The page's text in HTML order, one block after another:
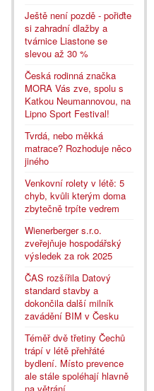
Ještě není pozdě - pořiďte
si zahradní dlažby a
tvárnice Liastone se
slevou až 30 %
Česká rodinná značka
MORA Vás zve, spolu s
Katkou Neumannovou, na
Lipno Sport Festival!
Tvrdá, nebo měkká
matrace? Rozhoduje něco
jiného
Venkovní rolety v létě: 5
chyb, kvůli kterým doma
zbytečně trpíte vedrem
Wienerberger s.r.o.
zveřejňuje hospodářský
výsledek za rok 2025
ČAS rozšířila Datový
standard stavby a
dokončila další milník
zavádění BIM v Česku
Téměř dvě třetiny Čechů
trápí v létě přehřáté
bydlení. Místo prevence
ale stále spoléhají hlavně
na větrání